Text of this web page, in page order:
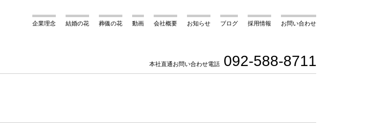
お問い合わせ
採用情報
ブログ
お知らせ
会社概要
動画
葬儀の花
結婚の花
企業理念
本社直通お問い合わせ電話 092-588-8711